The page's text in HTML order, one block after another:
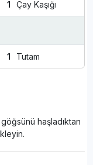
1 Çay Kaşığı
1 Tutam
haşladıktan